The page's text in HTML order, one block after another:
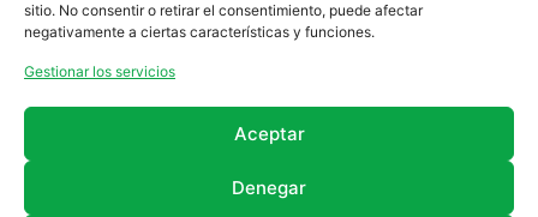
sitio. No consentir o retirar el consentimiento, puede afectar
negativamente a ciertas características y funciones.
Gestionar los servicios
Aceptar
Denegar
SUSCRÍBETE A NUESTRO NEWSLETTER
la sección deNewsletter